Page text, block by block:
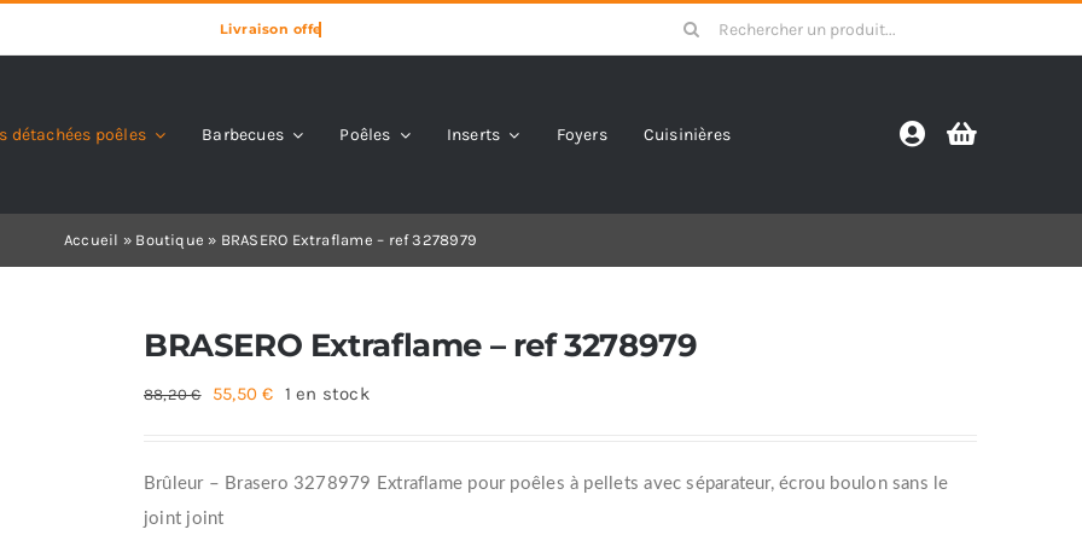
Search
for:
détachées poêles Barbecues Poêles Inserts Foyers Cuisinières
Accueil » Boutique » BRASERO Extraflame – ref 3278979
BRASERO Extraflame – ref 3278979
88,20€
Le
était :
88,20 €.
55,50€Le
est :
1 en stock
Brûleur – Brasero 3278979 Extraflame pour poêles à pellets avec séparateur, écrou boulon sans le
joint joint